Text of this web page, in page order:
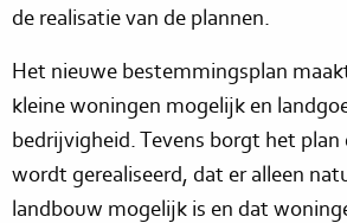
de realisatie van de plannen.
Het nieuwe bestemmingsplan
kleine woningen mogelijk en
bedrijvigheid. Tevens borgt het
wordt gerealiseerd, dat er alleen
landbouw mogelijk is en dat